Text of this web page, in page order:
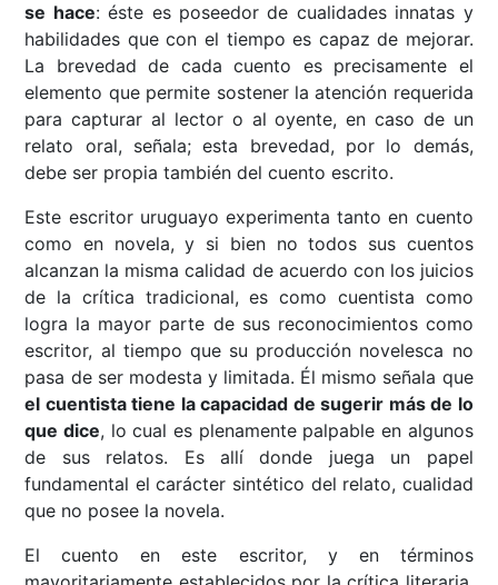
se hace: éste es poseedor de cualidades innatas y
habilidades que con el tiempo es capaz de mejorar.
La brevedad de cada cuento es precisamente el
elemento que permite sostener la atención requerida
para capturar al lector o al oyente, en caso de un
relato oral, señala; esta brevedad, por lo demás,
debe ser propia también del cuento escrito.
Este escritor uruguayo experimenta tanto en cuento
como en novela, y si bien no todos sus cuentos
alcanzan la misma calidad de acuerdo con los juicios
de la crítica tradicional, es como cuentista como
logra la mayor parte de sus reconocimientos como
escritor, al tiempo que su producción novelesca no
pasa de ser modesta y limitada. Él mismo señala que
el cuentista tiene la capacidad de sugerir más de lo
que dice, lo cual es plenamente palpable en algunos
de sus relatos. Es allí donde juega un papel
fundamental el carácter sintético del relato, cualidad
que no posee la novela.
El cuento en este escritor, y en términos